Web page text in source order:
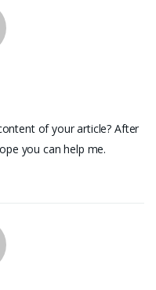
of your article? After
you can help me.